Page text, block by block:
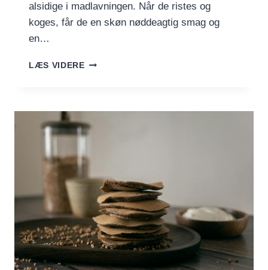
alsidige i madlavningen. Når de ristes og
koges, får de en skøn nøddeagtig smag og
en…
LÆS VIDERESÅDAN
BOGHVEDEKERNER
(KASHA)